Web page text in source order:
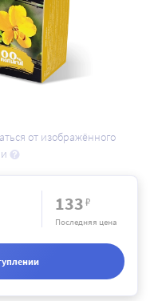
от изображённого
133₽
Последняя цена